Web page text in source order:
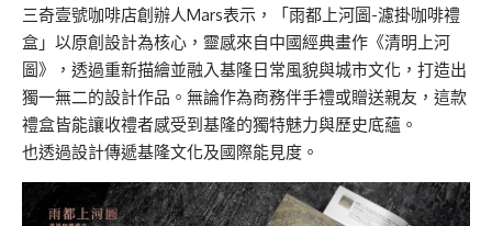
三奇壹號咖啡店創辦人Mars表示，「雨都上河圖-濾掛咖啡禮
盒」以原創設計為核心，靈感來自中國經典畫作《清明上河
圖》，透過重新描繪並融入基隆日常風貌與城市文化，打造出
獨一無二的設計作品。無論作為商務伴手禮或贈送親友，這款
禮盒皆能讓收禮者感受到基隆的獨特魅力與歷史底蘊。
也透過設計傳遞基隆文化及國際能見度。